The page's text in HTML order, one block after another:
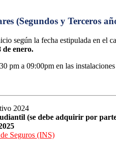
(Segundos y Terceros
según la fecha estipulada en el
de enero.
pm a 09:00pm en las
2024
(se debe adquirir por
Seguros (INS)